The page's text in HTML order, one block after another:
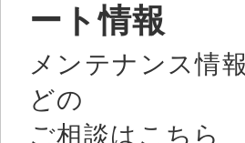
ート情報
メンテナンス情
どの
ご相談はこちら